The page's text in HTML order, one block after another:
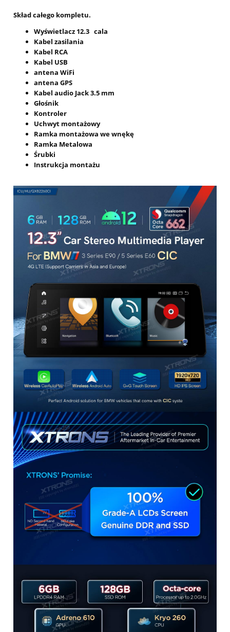
Skład całego kompletu.
Wyświetlacz 12.3 cala
Kabel zasilania
Kabel RCA
Kabel USB
antena WiFi
antena GPS
Kabel audio Jack 3.5 mm
Głośnik
Kontroler
Uchwyt montażowy
Ramka montażowa we wnękę
Ramka Metalowa
Śrubki
Instrukcja montażu